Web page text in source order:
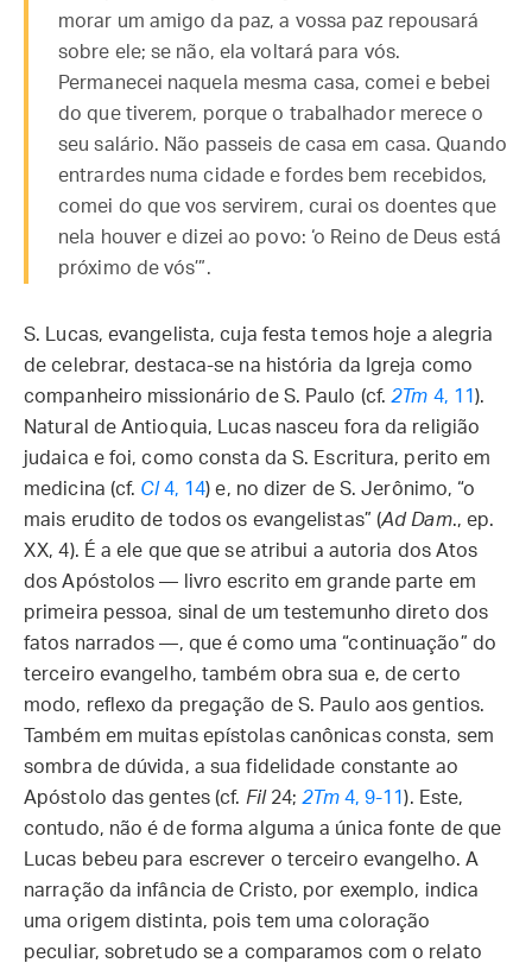
morar um amigo da paz, a vossa paz repousará
sobre ele; se não, ela voltará para vós.
Permanecei naquela mesma casa, comei e bebei
do que tiverem, porque o trabalhador merece o
seu salário. Não passeis de casa em casa. Quando
entrardes numa cidade e fordes bem recebidos,
comei do que vos servirem, curai os doentes que
nela houver e dizei ao povo: ‘o Reino de Deus está
próximo de vós’”.
S. Lucas, evangelista, cuja festa temos hoje a alegria
de celebrar, destaca-se na história da Igreja como
companheiro missionário de S. Paulo (cf.2Tm 4, 11).
Natural de Antioquia, Lucas nasceu fora da religião
judaica e foi, como consta da S. Escritura, perito em
medicina (cf. Cl4, 14) e, no dizer de S. Jerônimo, “o
mais erudito de todos os evangelistas” (Ad Dam., ep.
XX, 4). É a ele que que se atribui a autoria dos Atos
dos Apóstolos — livro escrito em grande parte em
primeira pessoa, sinal de um testemunho direto dos
fatos narrados —, que é como uma “continuação” do
terceiro evangelho, também obra sua e, de certo
modo, reflexo da pregação de S. Paulo aos gentios.
Também em muitas epístolas canônicas consta, sem
sombra de dúvida, a sua fidelidade constante ao
Apóstolo das gentes (cf. Fil24;2Tm4, 9-11). Este,
contudo, não é de forma alguma a única fonte de que
Lucas bebeu para escrever o terceiro evangelho. A
narração da infância de Cristo, por exemplo, indica
uma origem distinta, pois tem uma coloração
peculiar, sobretudo se a comparamos com o relato